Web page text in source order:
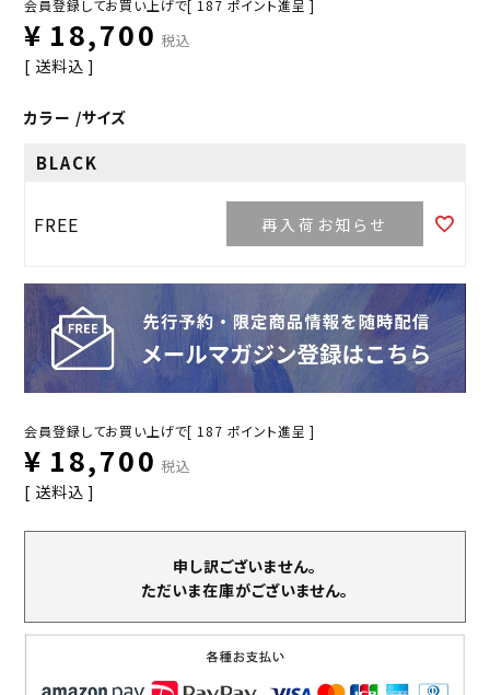
会員登録してお買い上げで[ 187 ポイント進呈 ]
¥ 18,700 税込
送料込
カラー サイズ
BLACK
FREE 再入荷お知らせ
会員登録してお買い上げで[ 187 ポイント進呈 ]
¥ 18,700 税込
送料込
申し訳ございません。
ただいま在庫がございません。